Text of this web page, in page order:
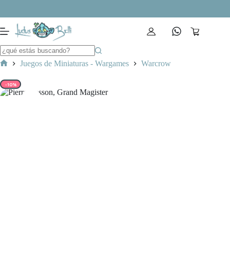
contenido
Carro
Juegos de Miniaturas - Wargames Warcrow
-10%